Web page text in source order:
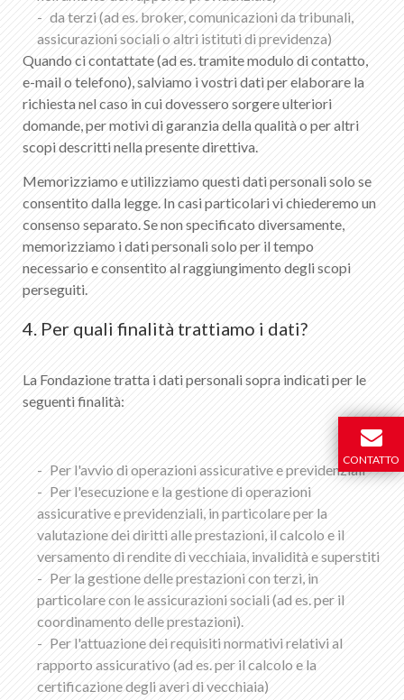
da terzi (ad es. broker, comunicazioni da tribunali,
assicurazioni sociali o altri istituti di previdenza)
Quando ci contattate (ad es. tramite modulo di contatto,
e-mail o telefono), salviamo i vostri dati per elaborare la
richiesta nel caso in cui dovessero sorgere ulteriori
domande, per motivi di garanzia della qualità o per altri
scopi descritti nella presente direttiva.
Memorizziamo e utilizziamo questi dati personali solo se
consentito dalla legge. In casi particolari vi chiederemo un
consenso separato. Se non specificato diversamente,
memorizziamo i dati personali solo per il tempo
necessario e consentito al raggiungimento degli scopi
perseguiti.
4. Per quali finalità trattiamo i dati?
La Fondazione tratta i dati personali sopra indicati per le
seguenti finalità:
Per l'avvio di operazioni assicurative e previdenziali
Per l'esecuzione e la gestione di operazioni
assicurative e previdenziali, in particolare per la
valutazione dei diritti alle prestazioni, il calcolo e il
versamento di rendite di vecchiaia, invalidità e superstiti
Per la gestione delle prestazioni con terzi, in
particolare con le assicurazioni sociali (ad es. per il
coordinamento delle prestazioni).
Per l'attuazione dei requisiti normativi relativi al
rapporto assicurativo (ad es. per il calcolo e la
certificazione degli averi di vecchiaia)
CONTATTO